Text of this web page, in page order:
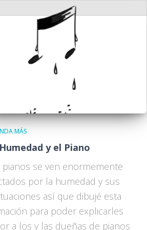
MÁS
y el Piano
pianos se ven enormemente
por la humedad y sus
así que dibujé esta
para poder explicarles
a los y las dueñas de pianos